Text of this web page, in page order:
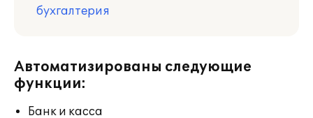
бухгалтерия
Автоматизированы следующие
функции:
Банк и касса